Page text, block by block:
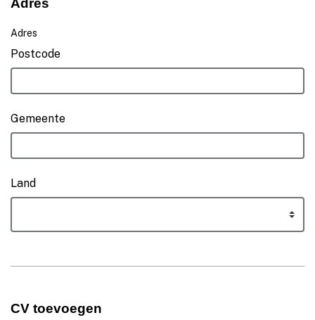
Adres
Adres
Postcode
Gemeente
Land
CV toevoegen